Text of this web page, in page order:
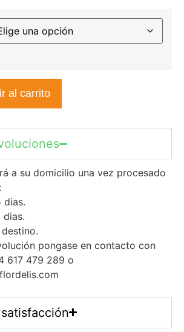
al carrito
a su domicilio una vez procesado
dias.
dias.
pongase en contacto con
617 479 289 o